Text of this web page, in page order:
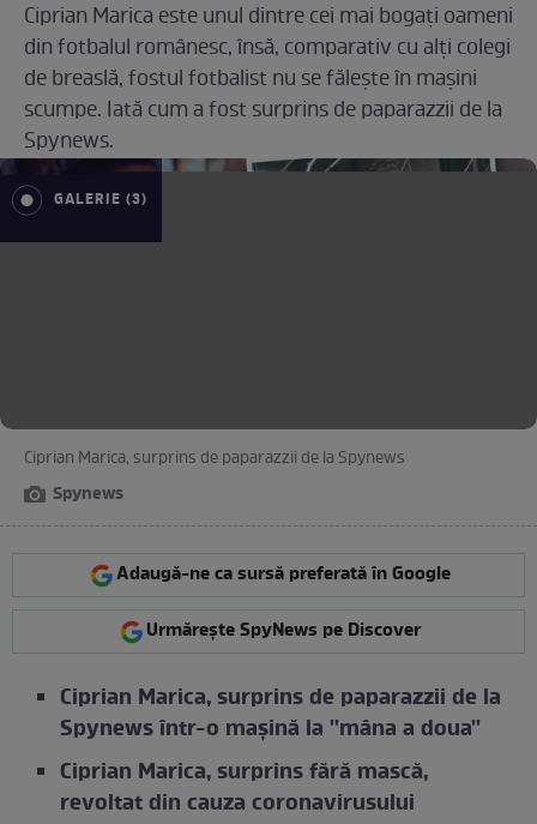
Ciprian Marica este unul dintre cei mai bogați oameni
din fotbalul românesc, însă, comparativ cu alți colegi
de breaslă, fostul fotbalist nu se fălește în mașini
scumpe. Iată cum a fost surprins de paparazzii de la
Spynews.
GALERIE (3)
Ciprian Marica, surprins de paparazzii de la Spynews
Spynews
Adaugă-ne ca sursă preferată în Google
Urmărește SpyNews pe Discover
Ciprian Marica, surprins de paparazzii de la
Spynews într-o mașină la ''mâna a doua''
Ciprian Marica, surprins fără mască,
revoltat din cauza coronavirusului